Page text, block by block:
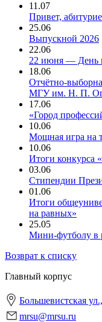
11.07
Привет,
25.06
Выпускной 2026
22.06
22 июня — День
18.06
Отчётно-
МГУ им. Н. П.
17.06
«Город
10.06
Мощная игра на
10.06
Итоги конкурса
03.06
Стипендии
01.06
Итоги
на равных»
25.05
Мини-футболу в
Возврат к списку
Главный корпус
Большевистская
mrsu@mrsu.ru